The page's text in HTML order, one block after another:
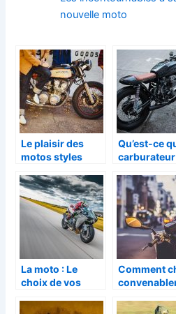
nouvelle moto
Le plaisir des
motos styles
découvrir
Qu’est-ce
carburateur
La moto : Le
choix de vos
Comment